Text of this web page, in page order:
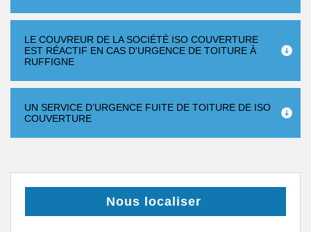
LE COUVREUR DE LA SOCIÉTÉ ISO COUVERTURE
EST RÉACTIF EN CAS D'URGENCE DE TOITURE À
RUFFIGNE
UN SERVICE D’URGENCE FUITE DE TOITURE DE ISO
COUVERTURE
Nous localiser